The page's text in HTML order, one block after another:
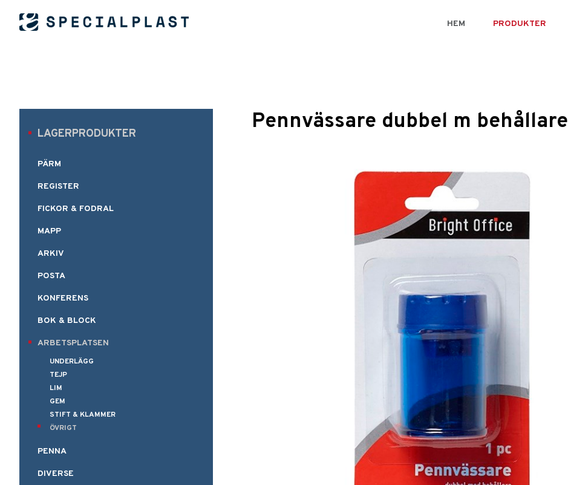
HEM PRODUKTER
LAGERPRODUKTER
PÄRM
REGISTER
FICKOR & FODRAL
MAPP
ARKIV
POSTA
KONFERENS
BOK & BLOCK
ARBETSPLATSEN
UNDERLÄGG
TEJP
LIM
GEM
STIFT & KLAMMER
ÖVRIGT
PENNA
DIVERSE
Pennvässare dubbel m behållare